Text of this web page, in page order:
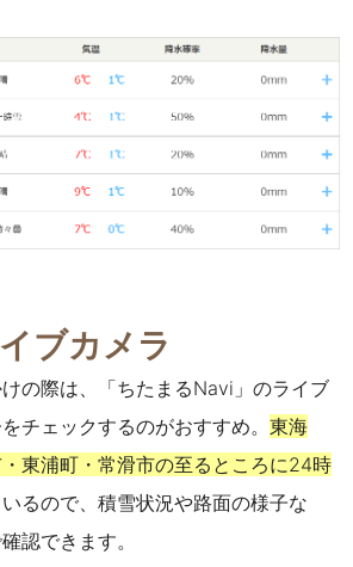
ブカメラ
の際は、「ちたまるNavi」のライブ
チェックするのがおすすめ。 東海
東浦町・常滑市の至るところに24時
いるので、積雪状況や路面の様子な
認できます。